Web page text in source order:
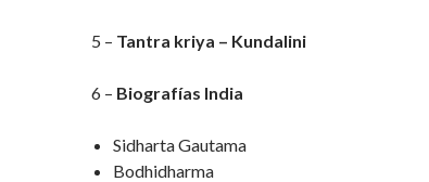
5 – Tantra kriya – Kundalini
6 – Biografías India
Sidharta Gautama
Bodhidharma